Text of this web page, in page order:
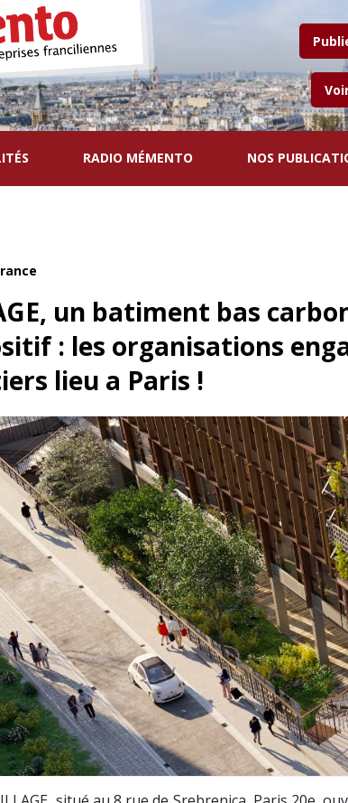
RADIO MÉMENTO NOS
un batiment bas
: les organisations
lieu a Paris !